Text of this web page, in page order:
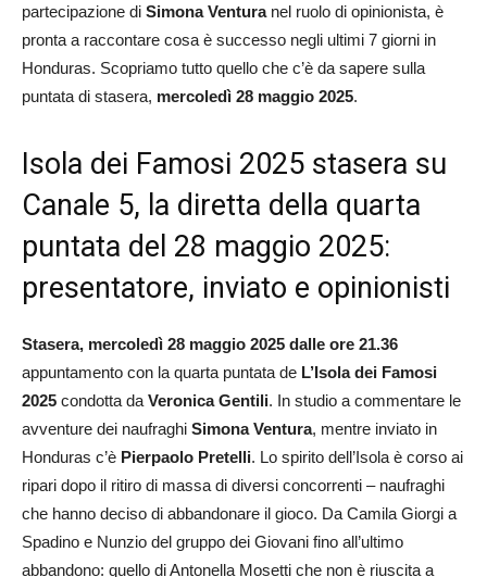
partecipazione di Simona Venturanel ruolo di opinionista, è
pronta a raccontare cosa è successo negli ultimi 7 giorni in
Honduras. Scopriamo tutto quello che c’è da sapere sulla
puntata di stasera, mercoledì 28 maggio 2025.
Isola dei Famosi 2025 stasera su
Canale 5, la diretta della quarta
puntata del 28 maggio 2025:
presentatore, inviato e opinionisti
Stasera, mercoledì 28 maggio 2025 dalle ore 21.36
appuntamento con la quarta puntata de L’Isola dei Famosi
2025 condotta da Veronica Gentili. In studio a commentare le
avventure dei naufraghi Simona Ventura, mentre inviato in
Honduras c’è Pierpaolo Pretelli. Lo spirito dell’Isola è corso ai
ripari dopo il ritiro di massa di diversi concorrenti – naufraghi
che hanno deciso di abbandonare il gioco. Da Camila Giorgi a
Spadino e Nunzio del gruppo dei Giovani fino all’ultimo
abbandono: quello di Antonella Mosetti che non è riuscita a